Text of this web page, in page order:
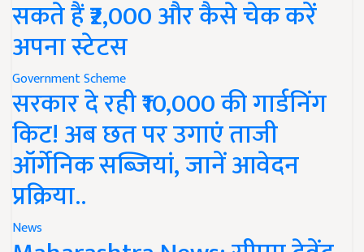
सकते हैं ₹2,000 और कैसे चेक करें
अपना स्टेटस
Government Scheme
सरकार दे रही ₹10,000 की गार्डनिंग
किट! अब छत पर उगाएं ताजी
ऑर्गेनिक सब्जियां, जानें आवेदन
प्रक्रिया..
News